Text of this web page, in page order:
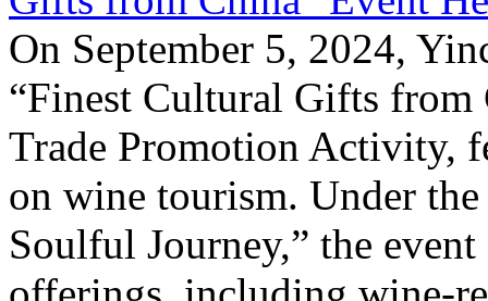
On September 5, 2024,
“Finest Cultural Gifts from
Trade Promotion Activity,
on wine tourism. Under
Soulful Journey,” the